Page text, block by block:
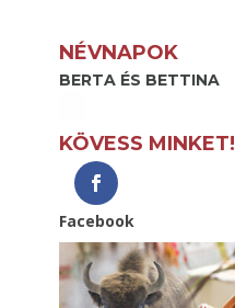
NÉVNAPOK
BERTA ÉS BETTINA
KÖVESS MINKET!
Facebook